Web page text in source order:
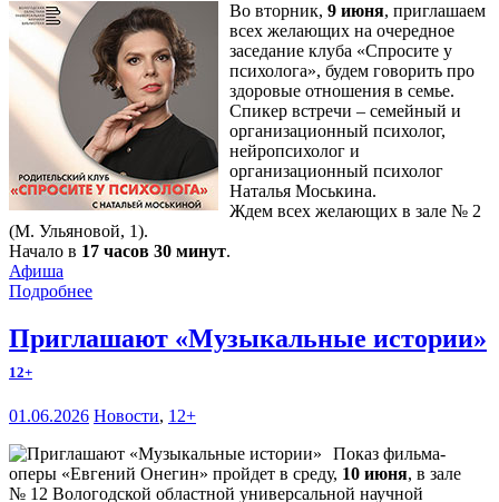
Во вторник, 9 июня, приглашаем
всех желающих на очередное
заседание клуба «Спросите у
психолога», будем говорить про
здоровые отношения в семье.
Спикер встречи – семейный и
организационный психолог,
нейропсихолог и
организационный психолог
Наталья Моськина.
Ждем всех желающих в зале № 2
(М. Ульяновой, 1).
Начало в 17 часов 30 минут.
Афиша
Подробнее
Приглашают «Музыкальные истории»
12+
01.06.2026 Новости, 12+
Показ фильма-
оперы «Евгений Онегин» пройдет в среду, 10 июня, в зале
№ 12 Вологодской областной универсальной научной